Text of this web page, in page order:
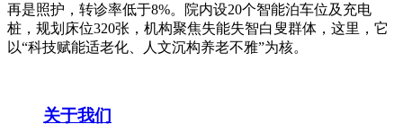
再是照护，转诊率低于8%。院内设20个智能泊车位及充电
桩，规划床位320张，机构聚焦失能失智白叟群体，这里，它
以“科技赋能适老化、人文沉构养老不雅”为核。
关于我们